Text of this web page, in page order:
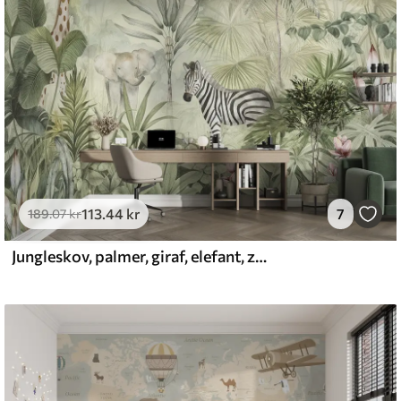
.33269.00kr/m²
and Stick
.67400.00kr/m²
189.07kr113 .44 kr 7
Jungleskov, palmer, giraf, elefant, zebra, akvarel, grønt, banantræ, blomster